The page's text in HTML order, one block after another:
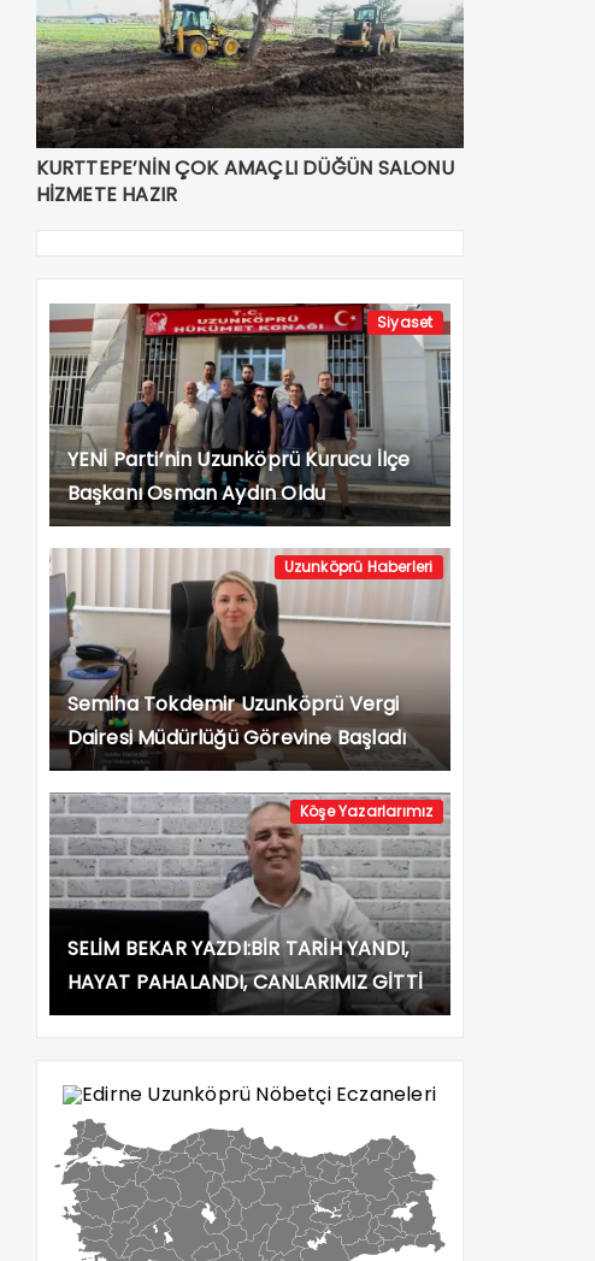
KURTTEPE’NİN ÇOK AMAÇLI DÜĞÜN SALONU
HİZMETE HAZIR
Siyaset
YENİ Parti’nin Uzunköprü Kurucu İlçe
Başkanı Osman Aydın Oldu
Uzunköprü Haberleri
Semiha Tokdemir Uzunköprü Vergi
Dairesi Müdürlüğü Görevine Başladı
Köşe Yazarlarımız
SELİM BEKAR YAZDI:BİR TARİH YANDI,
HAYAT PAHALANDI, CANLARIMIZ GİTTİ